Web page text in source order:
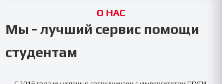
О НАС
Мы - лучший сервис помощи
студентам